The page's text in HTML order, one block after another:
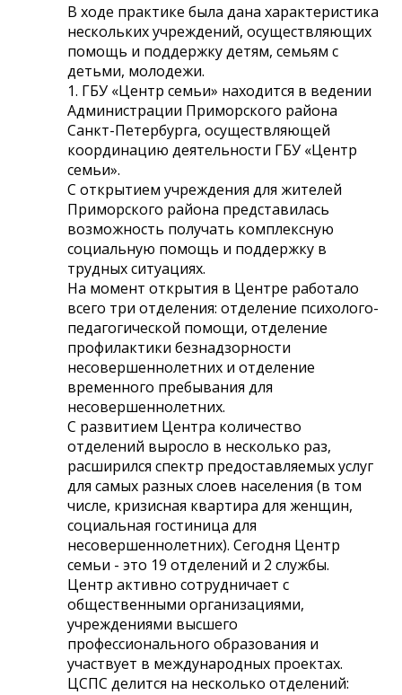
В ходе практике была дана характеристика
нескольких учреждений, осуществляющих
помощь и поддержку детям, семьям с
детьми, молодежи.
1. ГБУ «Центр семьи» находится в ведении
Администрации Приморского района
Санкт-Петербурга, осуществляющей
координацию деятельности ГБУ «Центр
семьи».
С открытием учреждения для жителей
Приморского района представилась
возможность получать комплексную
социальную помощь и поддержку в
трудных ситуациях.
На момент открытия в Центре работало
всего три отделения: отделение психолого-
педагогической помощи, отделение
профилактики безнадзорности
несовершеннолетних и отделение
временного пребывания для
несовершеннолетних.
С развитием Центра количество
отделений выросло в несколько раз,
расширился спектр предоставляемых услуг
для самых разных слоев населения (в том
числе, кризисная квартира для женщин,
социальная гостиница для
несовершеннолетних). Сегодня Центр
семьи - это 19 отделений и 2 службы.
Центр активно сотрудничает с
общественными организациями,
учреждениями высшего
профессионального образования и
участвует в международных проектах.
ЦСПС делится на несколько отделений: